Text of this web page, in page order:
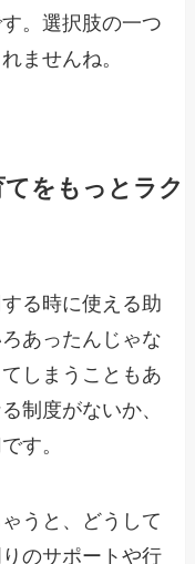
。選択肢の一つ
ませんね。
をもっとラク
る時に使える助
あったんじゃな
しまうこともあ
制度がないか、
す。
うと、どうして
のサポートや行